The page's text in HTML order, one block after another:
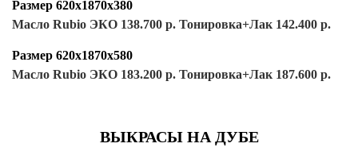
Размер 620х1870х380
Масло Rubio ЭКО 138.700 р. Тонировка+Лак 142.400 р.
Размер 620х1870х580
Масло Rubio ЭКО 183.200 р. Тонировка+Лак 187.600 р.
ВЫКРАСЫ НА ДУБЕ